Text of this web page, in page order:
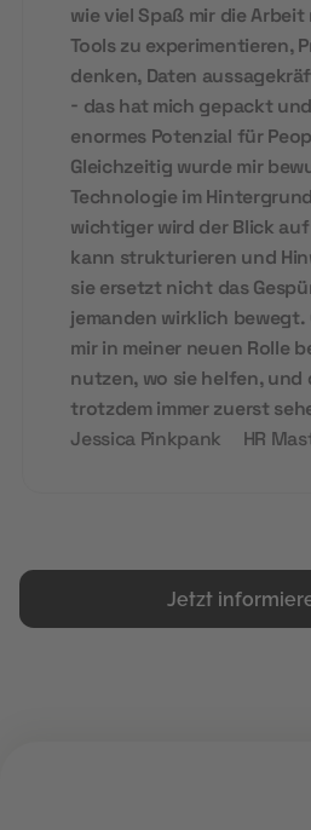
wie viel Spaß mir die
Tools zu experimentieren,
denken, Daten
- das hat mich gepackt
enormes Potenzial für
Gleichzeitig wurde mir
Technologie im
wichtiger wird der Blick
kann strukturieren und
sie ersetzt nicht das
jemanden wirklich bewegt.
mir in meiner neuen Rolle
nutzen, wo sie helfen, und
trotzdem immer zuerst
Jessica Pinkpank
HR
Jetzt